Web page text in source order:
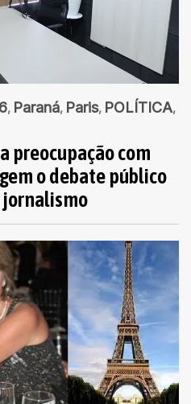
Paraná Paris POLÍTICA
preocupação com
o debate público
jornalismo